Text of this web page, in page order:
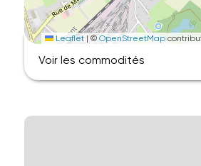
Leaflet | ©OpenStreetMap
Voir les commodités